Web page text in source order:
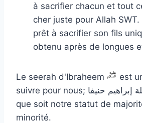
à sacrifier chacun et tout
cher juste pour Allah
prêt à sacrifier son fils
obtenu après de longues
Le seerah d'Ibraheem
est
suivre pour nous; فاتبعوا ملة إبراهيم حنيفا quel
que soit notre statut de
minorité.